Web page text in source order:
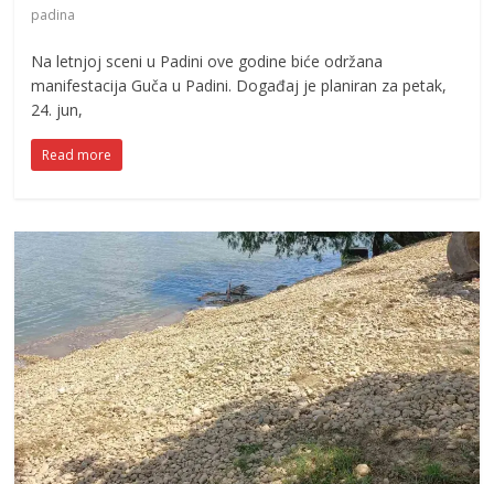
padina
Na letnjoj sceni u Padini ove godine biće održana
manifestacija Guča u Padini. Događaj je planiran za petak,
24. jun,
Read more